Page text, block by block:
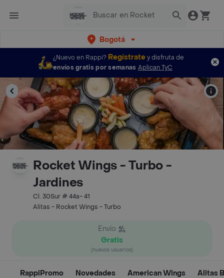
Bogotá
¿Nuevo en Rappi? Regístratey disfruta de
envíos gratis por semanas Aplican TyC
Rocket Wings - Turbo -
Jardines
Cl. 30Sur # 44a- 41
Alitas - Rocket Wings - Turbo
Envío
Gratis
(nuevos usuarios)
RappiPromo Novedades American Wings Alitas